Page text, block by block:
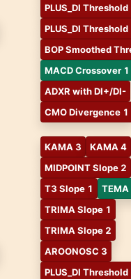
PLUS_DI Threshold
PLUS_DI Threshold
BOP Smoothed
MACD Crossover 1
ADXR with DI+/DI-
CMO Divergence 1
KAMA 3
KAMA 4
MIDPOINT Slope 2
T3 Slope 1
TEMA
TRIMA Slope 1
TRIMA Slope 2
AROONOSC 3
PLUS_DI Threshold